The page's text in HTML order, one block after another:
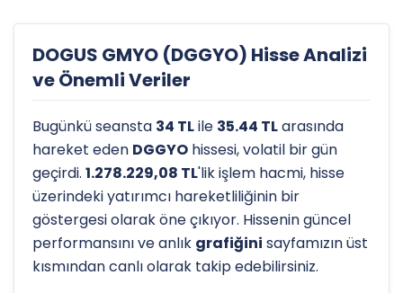
DOGUS GMYO (DGGYO) Hisse Analizi
ve Önemli Veriler
Bugünkü seansta 34 TLile 35.44 TLarasında
hareket eden DGGYO hissesi, volatil bir gün
geçirdi. 1.278.229,08 TL'lik işlem hacmi, hisse
üzerindeki yatırımcı hareketliliğinin bir
göstergesi olarak öne çıkıyor. Hissenin güncel
performansını ve anlık grafiğini sayfamızın üst
kısmından canlı olarak takip edebilirsiniz.